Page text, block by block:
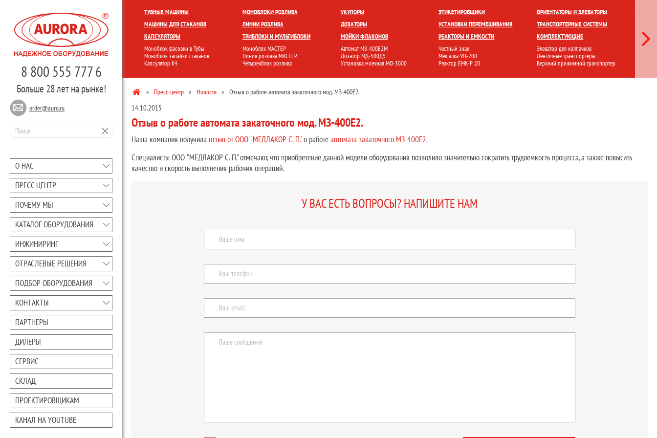
8 800 555 777 6
Больше 28 лет на рынке!
order@auro.ru
О НАС
ПРЕCC-ЦЕНТР
ПОЧЕМУ МЫ
КАТАЛОГ ОБОРУДОВАНИЯ
ИНЖИНИРИНГ
ОТРАСЛЕВЫЕ РЕШЕНИЯ
ПОДБОР ОБОРУДОВАНИЯ
КОНТАКТЫ
ПАРТНЕРЫ
ДИЛЕРЫ
СЕРВИС
СКЛАД
ПРОЕКТИРОВЩИКАМ
КАНАЛ НА YOUTUBE
ТУБНЫЕ МАШИНЫ
МАШИНЫ ДЛЯ СТАКАНОВ
КАПСУЛЯТОРЫ
Моноблок фасовки в Тубы
Моноблок запайки стаканов
Капсулятор К4
МОНОБЛОКИ РОЗЛИВА
ЛИНИИ РОЗЛИВА
ТРИБЛОКИ И МУЛЬТИБЛОКИ
Моноблок МАСТЕР
Линия розлива МАСТЕР
Четырехблок розлива
УКУПОРЫ
ДОЗАТОРЫ
МОЙКИ ФЛАКОНОВ
Автомат МЗ-400Е2М
Дозатор МД-500Д5
Установка моечная МО-3000
ЭТИКЕТИРОВЩИКИ
УСТАНОВКИ ПЕРЕМЕШИВАНИЯ
РЕАКТОРЫ И ЕМКОСТИ
Честный знак
Мешалка УП-200
Реактор ЕМК-Р 20
ОРИЕНТАТОРЫ И ЭЛЕВАТОРЫ
ТРАНСПОРТЕРНЫЕ СИСТЕМЫ
КОМПЛЕКТУЮЩИЕ
Элеватор для колпачков
Ленточные транспортеры
Верхний прижимной транспортер
КОМПЛЕКСНЫЕ ЛИНИИ УКУПОРКА РОЗЛИВ И ФАСОВКА МОЙКА ТАРЫ НАКЛЕЙКА ЭТИКЕТКИ ПРИГОТОВЛЕНИЕ И ХРАНЕНИЕ ПЕРЕМЕШИВАНИЕ
» Пресс-центр » Новости » Отзыв о работе автомата закаточного мод. МЗ-400Е2.
14.10.2015
Отзыв о работе автомата закаточного мод. МЗ-400Е2.
Наша компания получила отзыв от ООО "МЕДЛАКОР С.-П."о работеавтомата закаточного МЗ-400Е2.
Специалисты ООО "МЕДЛАКОР С.-П." отмечают, что приобретение данной модели оборудования позволило значительно сократить трудоемкость процесса, а также повысить
качество и скорость выполнения рабочих операций.
У ВАС ЕСТЬ ВОПРОСЫ? НАПИШИТЕ НАМ